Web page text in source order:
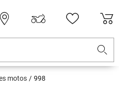
motos 998